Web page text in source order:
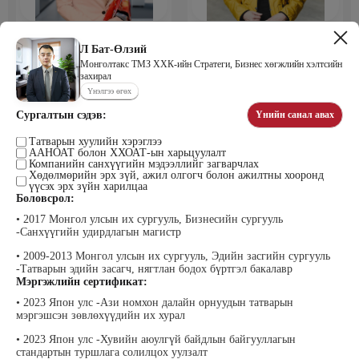
Л Бат-Өлзий
Монголтакс ТМЗ ХХК-ийн Стратеги, Бизнес хөгжлийн хэлтсийн
захирал
Үнэлгээ өгөх
Сургалтын сэдэв: Үнийн санал авах
Татварын хуулийн хэрэглээ
ААНОАТ болон ХХОАТ-ын харьцуулалт
Компанийн санхүүгийн мэдээллийг загварчлах
Хөдөлмөрийн эрх зүй, ажил олгогч болон ажилтны хооронд
үүсэх эрх зүйн харилцаа
Боловсрол:
• 2017 Монгол улсын их сургууль, Бизнесийн сургууль
-Санхүүгийн удирдлагын магистр
• 2009-2013 Монгол улсын их сургууль, Эдийн засгийн сургууль
-Татварын эдийн засагч, нягтлан бодох бүртгэл бакалавр
Мэргэжлийн сертификат:
• 2023 Япон улс -Ази номхон далайн орнуудын татварын
мэргэшсэн зөвлөхүүдийн их хурал
• 2023 Япон улс -Хувийн аюулгүй байдлын байгууллагын
стандартын туршлага солилцох уулзалт
Удирдахуйн ухаан менежментийн
академийн захирал
Мөнгөнрейс Пүрэвдорж
Программист, График дизайнер,
Багш
Эрдэнэт үйлдвэрийн хүний нөөцийн